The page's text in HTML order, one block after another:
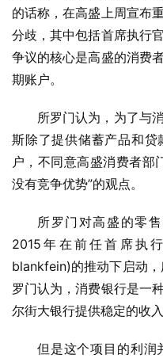
的话称，在高盛上周宣布
分歧，其中包括首席执行
争议的核心是高盛的消费
期账户。
所罗门认为，为了与
斯除了提供储蓄产品和
户，不同意高盛消费者部
没有竞争优势”的观点。
所罗门对高盛的零
2015年在前任首席执
blankfein)的推动下启动
罗门认为，消费银行是一
尔街大银行提供稳定的收入
但是这个项目的利润